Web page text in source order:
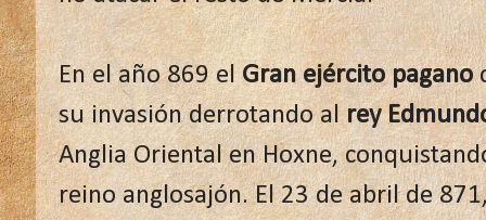
En el año 869 elGran ejército pagano
su invasión derrotando alrey
Anglia Oriental en Hoxne,
reino anglosajón. El 23 de abril de